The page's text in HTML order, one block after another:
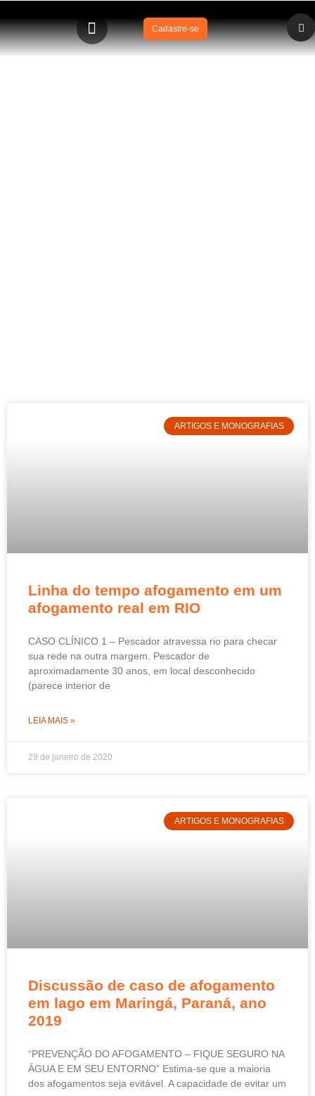
Cadastre-se
ARTIGOS E MONOGRAFIAS
Linha do tempo afogamento em um
afogamento real em RIO
CASO CLÍNICO 1 – Pescador atravessa rio para checar
sua rede na outra margem. Pescador de
aproximadamente 30 anos, em local desconhecido
(parece interior de
LEIA MAIS »
29 de janeiro de 2020
ARTIGOS E MONOGRAFIAS
Discussão de caso de afogamento
em lago em Maringá, Paraná, ano
2019
“PREVENÇÃO DO AFOGAMENTO – FIQUE SEGURO NA
ÁGUA E EM SEU ENTORNO” Estima-se que a maioria
dos afogamentos seja evitável. A capacidade de evitar um